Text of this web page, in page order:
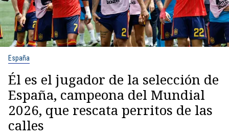
España
Él es el jugador de la selección de
España, campeona del Mundial
2026, que rescata perritos de las
calles